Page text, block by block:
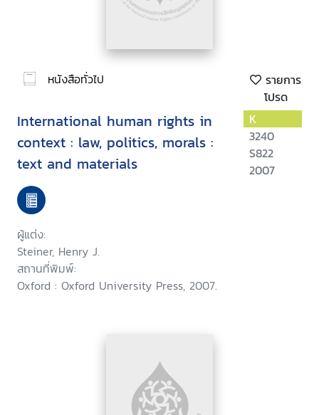
หนังสือทั่วไป
รายการ
โปรด
International human rights in
context : law, politics, morals :
text and materials
ผู้แต่ง:
Steiner, Henry J.
สถานที่พิมพ์:
Oxford : Oxford University Press, 2007.
K
3240
S822
2007